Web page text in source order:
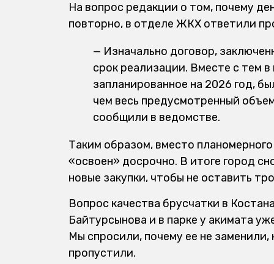
На вопрос редакции о том, почему
повторно, в отделе ЖКХ ответили
— Изначально договор,
срок реализации. Вместе с тем
запланированное на 2026 год,
чем весь предусмотренный
сообщили в ведомстве.
Таким образом, вместо
«освоен» досрочно. В итоге город
новые закупки, чтобы не оставить
Вопрос качества брусчатки в
Байтурсынова и в парке у акимата
Мы спросили, почему ее не заменили,
пропустили.